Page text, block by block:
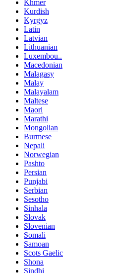
Khmer
Kurdish
Kyrgyz
Latin
Latvian
Lithuanian
Luxembou..
Macedonian
Malagasy
Malay
Malayalam
Maltese
Maori
Marathi
Mongolian
Burmese
Nepali
Norwegian
Pashto
Persian
Punjabi
Serbian
Sesotho
Sinhala
Slovak
Slovenian
Somali
Samoan
Scots Gaelic
Shona
Sindhi